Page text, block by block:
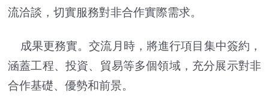
流洽談，切實服務對非合作實際需求。
成果更務實。交流月時，將進行項目集中簽約，
涵蓋工程、投資、貿易等多個領域，充分展示對非
合作基礎、優勢和前景。